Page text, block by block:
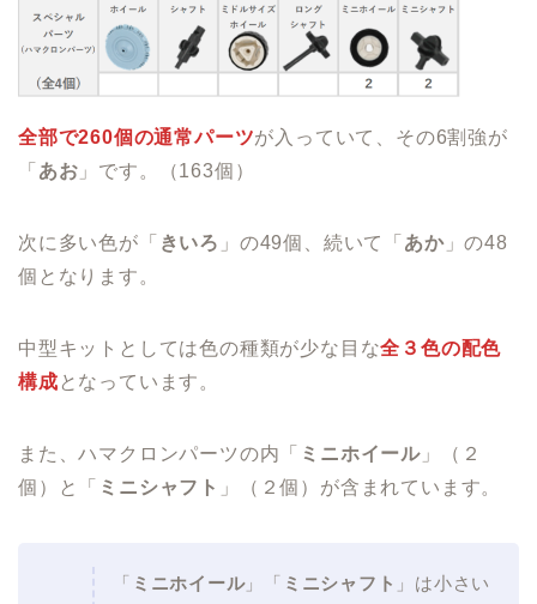
全部で260個の通常パーツが入っていて、その6割強が
「 あお 」です。（163個）
次に多い色が「 きいろ 」の49個、続いて「 あか」の48
個となります。
中型キットとしては色の種類が少な目な全３色の配色
構成 となっています。
また、ハマクロンパーツの内「 ミニホイール 」（２
個）と「
ミニシャフト 」（２個）が含まれています。
「 ミニホイール」「 ミニシャフト 」は小さい